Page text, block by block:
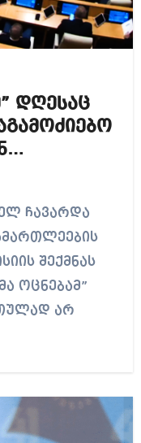
დღესაც
შექმნას
ოცნებამ”
არ